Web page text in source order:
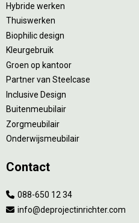
Hybride werken
Thuiswerken
Biophilic design
Kleurgebruik
Groen op kantoor
Partner van Steelcase
Inclusive Design
Buitenmeubilair
Zorgmeubilair
Onderwijsmeubilair
Contact
088-650 12 34
info@deprojectinrichter.com